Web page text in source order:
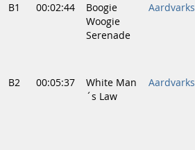
B1
00:02:44
Boogie
Woogie
Serenade
Aardvarks
B2
00:05:37
White Man
´s Law
Aardvarks